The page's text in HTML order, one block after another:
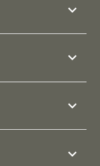
expand_more
expand_more
expand_more
expand_more